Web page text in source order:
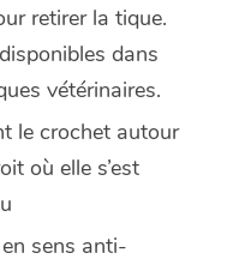
retirer la tique.
dans
vétérinaires.
le crochet autour
où elle s’est
sens anti-